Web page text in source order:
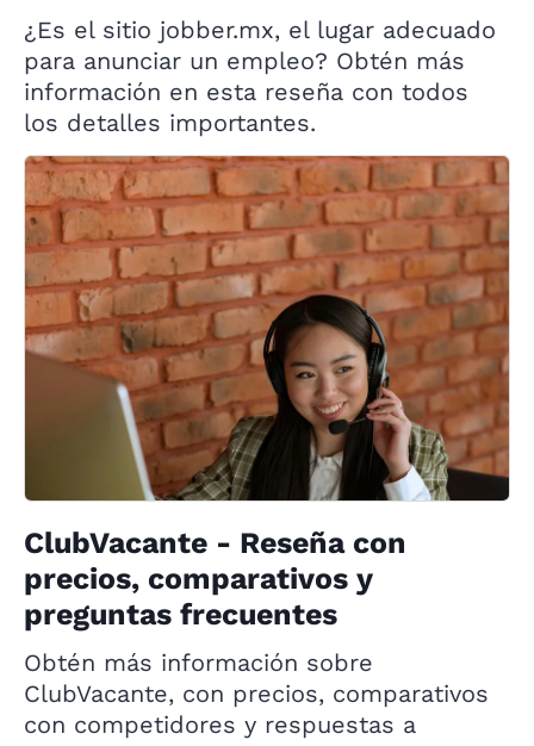
¿Es el sitio jobber.mx, el lugar adecuado
para anunciar un empleo? Obtén más
información en esta reseña con todos
los detalles importantes.
ClubVacante - Reseña con
precios, comparativos y
preguntas frecuentes
Obtén más información sobre
ClubVacante, con precios, comparativos
con competidores y respuestas a